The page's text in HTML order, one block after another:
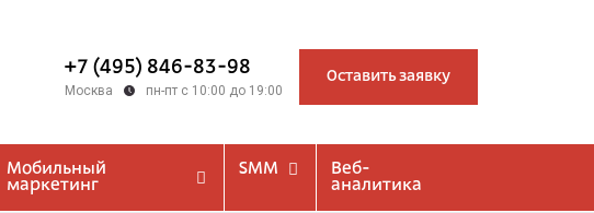
+7 (495) 846-83-98
Москва пн-пт с 10:00 до 19:00
Оставить заявку
Мобильный
маркетинг
SMM
Веб-
аналитика